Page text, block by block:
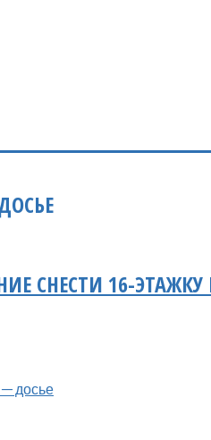
СНЕСТИ 16-ЭТАЖКУ
досье